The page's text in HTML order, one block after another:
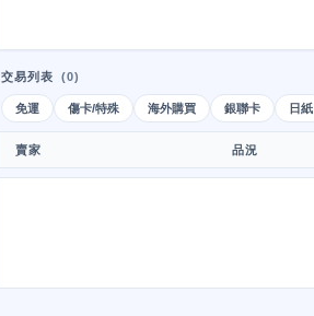
交易列表 (0)
免運 傷卡/特殊 海外購買 銀聯卡 日紙
賣家 品況